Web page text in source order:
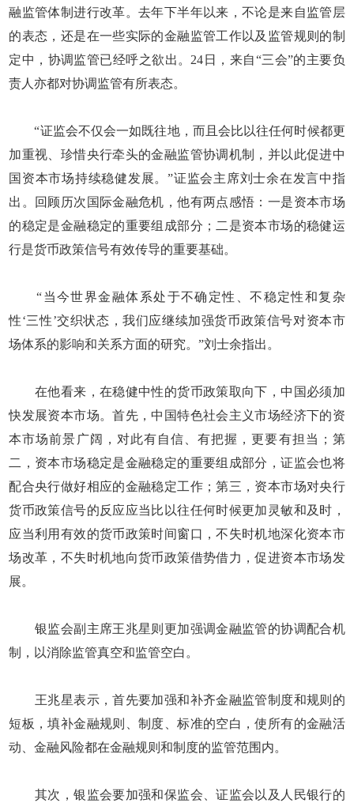
融监管体制进行改革。去年下半年以来，不论是来自监管层
的表态，还是在一些实际的金融监管工作以及监管规则的制
定中，协调监管已经呼之欲出。24日，来自“三会”的主要负
责人亦都对协调监管有所表态。
“证监会不仅会一如既往地，而且会比以往任何时候都更
加重视、珍惜央行牵头的金融监管协调机制，并以此促进中
国资本市场持续稳健发展。”证监会主席刘士余在发言中指
出。回顾历次国际金融危机，他有两点感悟：一是资本市场
的稳定是金融稳定的重要组成部分；二是资本市场的稳健运
行是货币政策信号有效传导的重要基础。
“当今世界金融体系处于不确定性、不稳定性和复杂
性‘三性’交织状态，我们应继续加强货币政策信号对资本市
场体系的影响和关系方面的研究。”刘士余指出。
在他看来，在稳健中性的货币政策取向下，中国必须加
快发展资本市场。首先，中国特色社会主义市场经济下的资
本市场前景广阔，对此有自信、有把握，更要有担当；第
二，资本市场稳定是金融稳定的重要组成部分，证监会也将
配合央行做好相应的金融稳定工作；第三，资本市场对央行
货币政策信号的反应应当比以往任何时候更加灵敏和及时，
应当利用有效的货币政策时间窗口，不失时机地深化资本市
场改革，不失时机地向货币政策借势借力，促进资本市场发
展。
银监会副主席王兆星则更加强调金融监管的协调配合机
制，以消除监管真空和监管空白。
王兆星表示，首先要加强和补齐金融监管制度和规则的
短板，填补金融规则、制度、标准的空白，使所有的金融活
动、金融风险都在金融规则和制度的监管范围内。
其次，银监会要加强和保监会、证监会以及人民银行的